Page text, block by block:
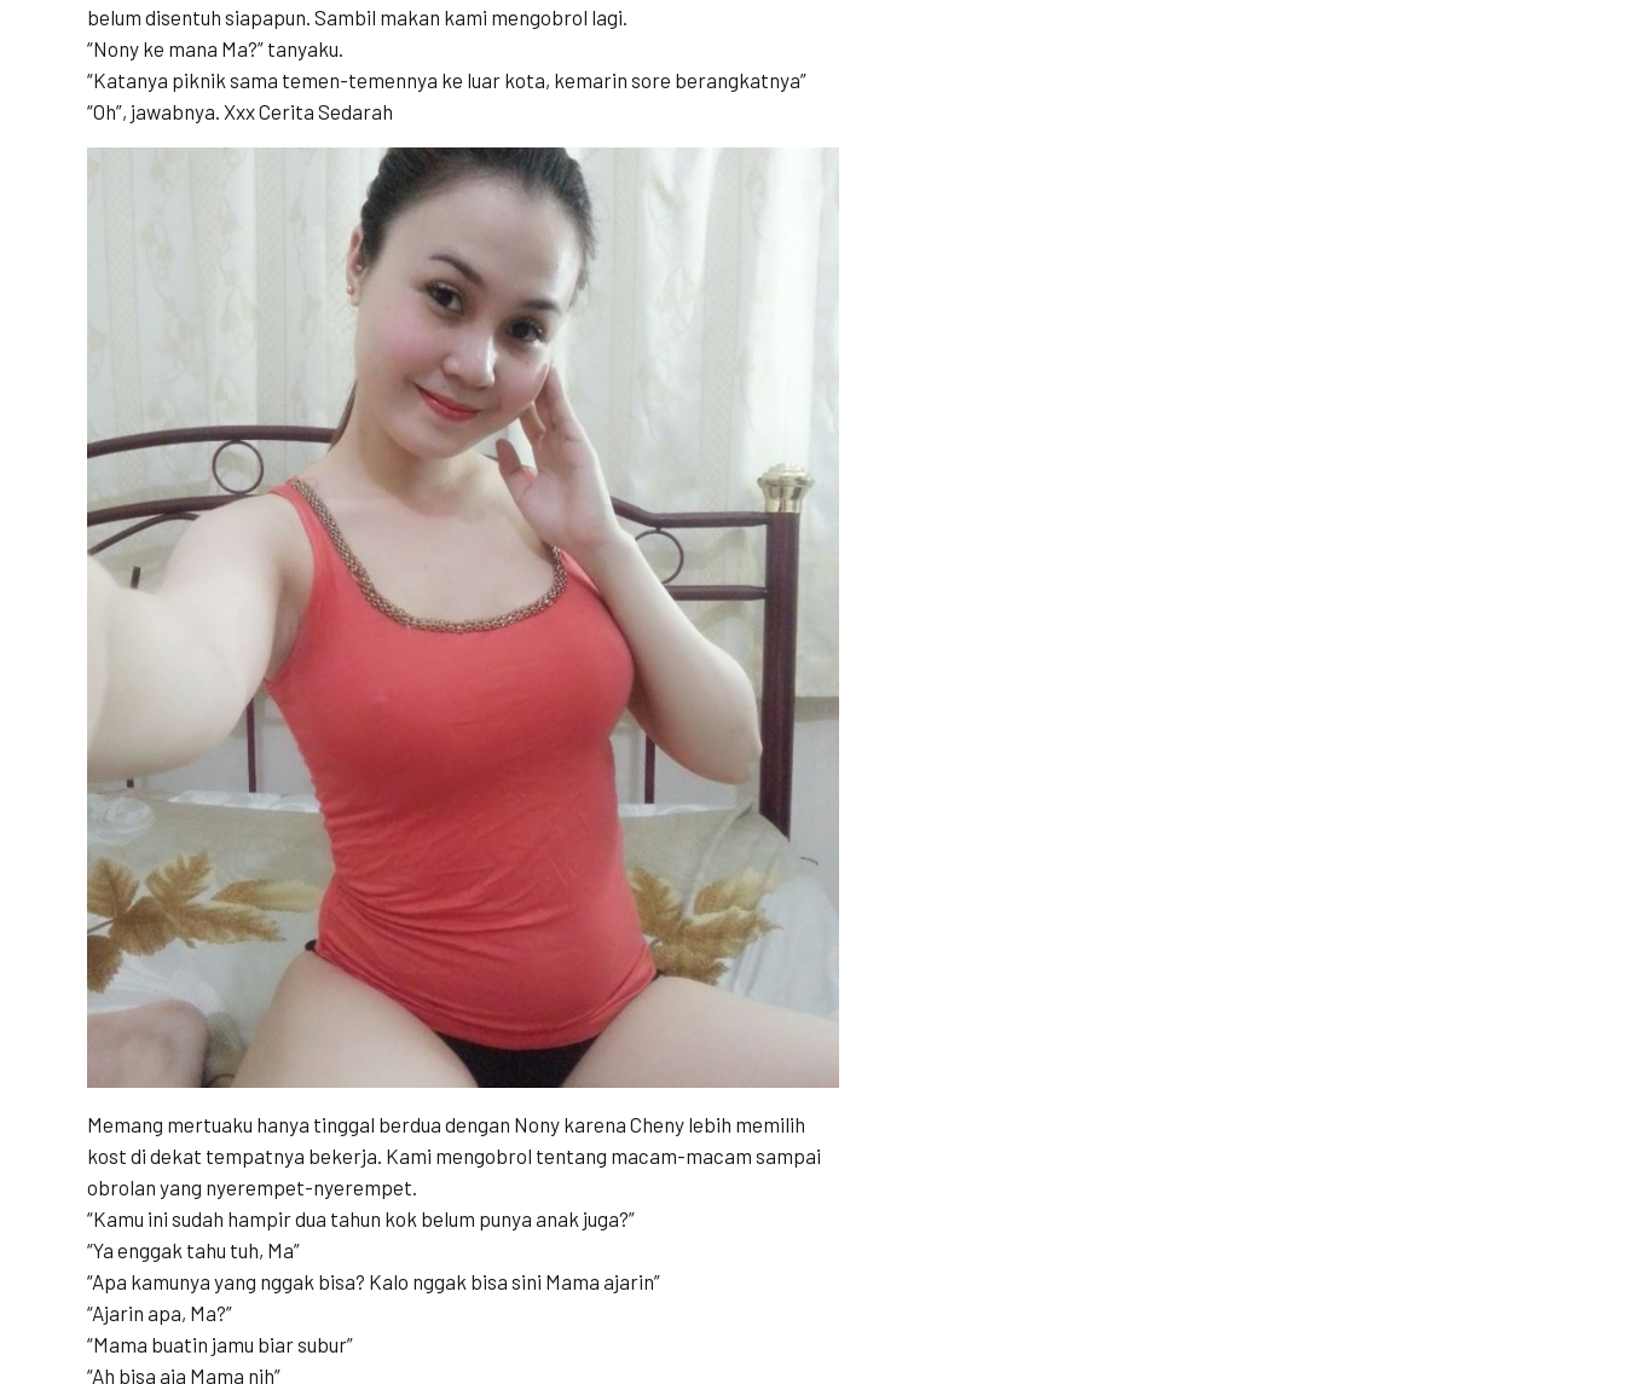
belum disentuh siapapun. Sambil makan kami mengobrol lagi.
“Nony ke mana Ma?” tanyaku.
“Katanya piknik sama temen-temennya ke luar kota, kemarin sore berangkatnya”
“Oh”, jawabnya. Xxx Cerita Sedarah
Memang mertuaku hanya tinggal berdua dengan Nony karena Cheny lebih memilih
kost di dekat tempatnya bekerja. Kami mengobrol tentang macam-macam sampai
obrolan yang nyerempet-nyerempet.
“Kamu ini sudah hampir dua tahun kok belum punya anak juga?”
“Ya enggak tahu tuh, Ma”
“Apa kamunya yang nggak bisa? Kalo nggak bisa sini Mama ajarin”
“Ajarin apa, Ma?”
“Mama buatin jamu biar subur”
“Ah bisa aja Mama nih”